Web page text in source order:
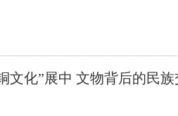
文化”展中 文物背后的民